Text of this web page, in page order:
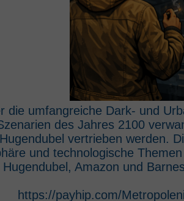
umfangreiche Dark- und
des Jahres 2100
vertrieben werden.
und technologische
Hugendubel, Amazon und
https://payhip.com/